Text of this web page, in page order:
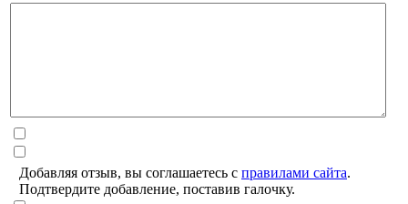
Добавляя отзыв, вы соглашаетесь с правилами сайта.
Подтвердите добавление, поставив галочку.